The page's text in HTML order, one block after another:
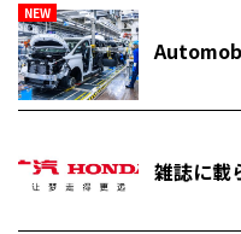
NEW
雑誌に載